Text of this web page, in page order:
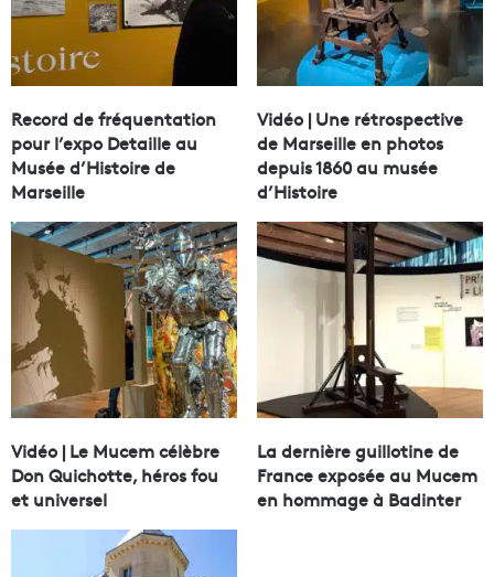
Record de fréquentation
pour l’expo Detaille au
Musée d’Histoire de
Marseille
Vidéo | Une rétrospective
de Marseille en photos
depuis 1860 au musée
d’Histoire
Vidéo | Le Mucem célèbre
Don Quichotte, héros fou
et universel
La dernière guillotine de
France exposée au Mucem
en hommage à Badinter